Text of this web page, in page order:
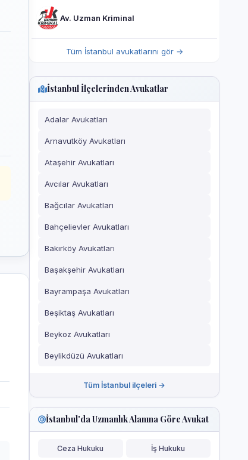
Av. Uzman Kriminal
Tüm İstanbul avukatlarını gör →
İstanbul İlçelerinden Avukatlar
Adalar Avukatları
Arnavutköy Avukatları
Ataşehir Avukatları
Avcılar Avukatları
Bağcılar Avukatları
Bahçelievler Avukatları
Bakırköy Avukatları
Başakşehir Avukatları
Bayrampaşa Avukatları
Beşiktaş Avukatları
Beykoz Avukatları
Beylikdüzü Avukatları
Tüm İstanbul ilçeleri →
İstanbul'da Uzmanlık Alanına Göre Avukat
Ceza Hukuku İş Hukuku